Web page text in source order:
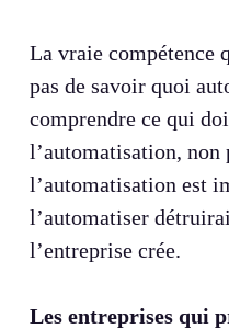
La vraie compétence
pas de savoir quoi
comprendre ce qui
l’automatisation, non
l’automatisation est
l’automatiser
l’entreprise crée.
Les entreprises qui